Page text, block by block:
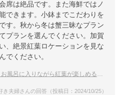
席は絶品です。また海鮮ではノ
できます。小鉢までこだわりを
す。秋から冬は蟹三昧なプラン
プランを選んでください。加賀
、絶景紅葉ロケーションを見な
でください。
に入りながら紅葉が楽しめる温泉宿のおすすめは？
き夫婦さんの回答（投稿日：2024/10/25）